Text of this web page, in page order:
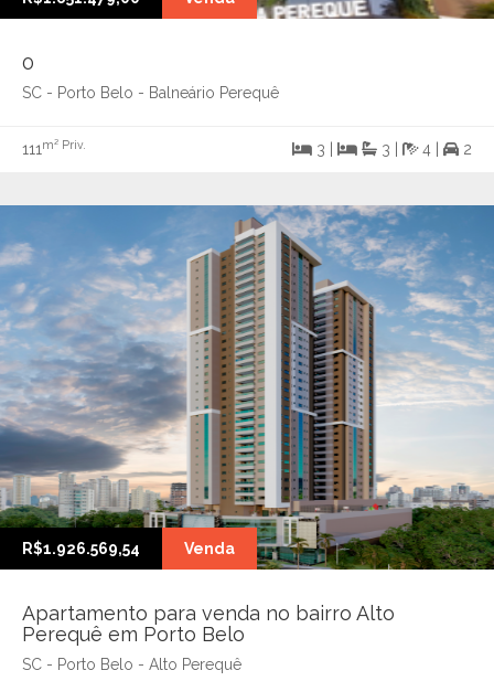
0
SC - Porto Belo - Balneário Perequê
111 m² Priv. 3 | 3 | 4 | 2
R$1.926.569,54 Venda
Apartamento para venda no bairro Alto
Perequê em Porto Belo
SC - Porto Belo - Alto Perequê